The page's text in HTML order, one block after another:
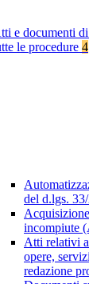
e documenti
le procedure 4
del d.lgs.
incompiute
Atti relativi
opere,
redazione